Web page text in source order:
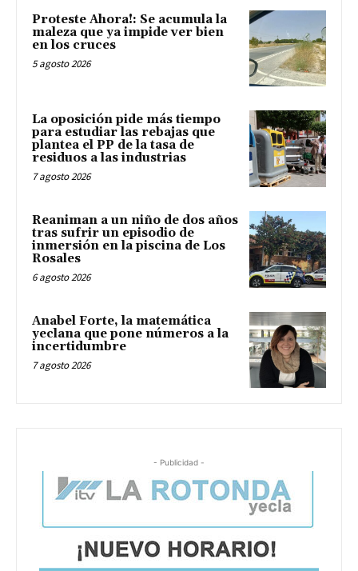
Proteste Ahora!: Se acumula la
maleza que ya impide ver bien
en los cruces
5 agosto 2026
La oposición pide más tiempo
para estudiar las rebajas que
plantea el PP de la tasa de
residuos a las industrias
7 agosto 2026
Reaniman a un niño de dos años
tras sufrir un episodio de
inmersión en la piscina de Los
Rosales
6 agosto 2026
Anabel Forte, la matemática
yeclana que pone números a la
incertidumbre
7 agosto 2026
- Publicidad -